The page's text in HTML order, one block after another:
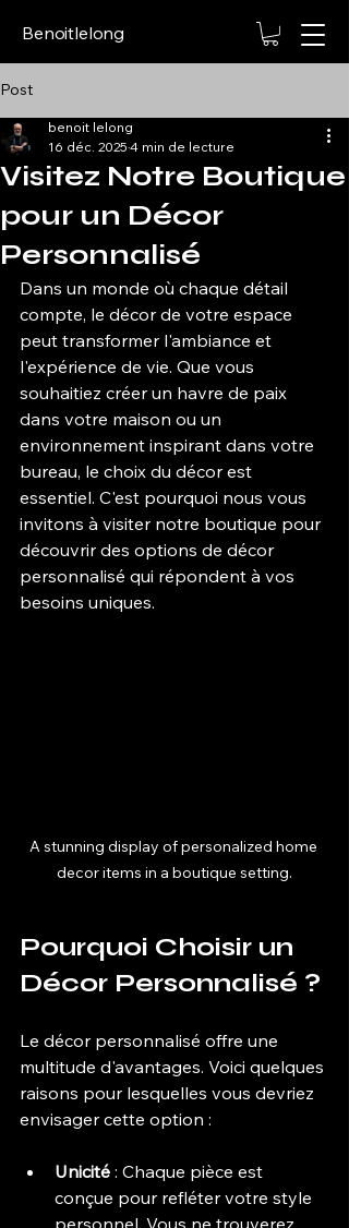
Benoitlelong
Post
Visitez Notre Boutique
pour un Décor
Personnalisé
benoit lelong
16 déc. 2025 4 min de lecture
Dans un monde où chaque détail
compte, le décor de votre espace
peut transformer l'ambiance et
l'expérience de vie. Que vous
souhaitiez créer un havre de paix
dans votre maison ou un
environnement inspirant dans votre
bureau, le choix du décor est
essentiel. C'est pourquoi nous vous
invitons à visiter notre boutique pour
découvrir des options de décor
personnalisé qui répondent à vos
besoins uniques.
A stunning display of personalized home
decor items in a boutique setting.
Pourquoi Choisir un
Décor Personnalisé ?
Le décor personnalisé offre une
multitude d'avantages. Voici quelques
raisons pour lesquelles vous devriez
envisager cette option :
Unicité : Chaque pièce est
conçue pour refléter votre style
personnel. Vous ne trouverez